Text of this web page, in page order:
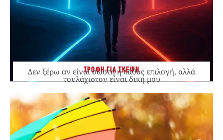
ΤΡΟΦΗ ΓΙΑ ΣΚΕΨΗ
Δεν ξέρω αν είναι σωστή ή λάθος επιλογή, αλλά
τουλάχιστον είναι δική μου